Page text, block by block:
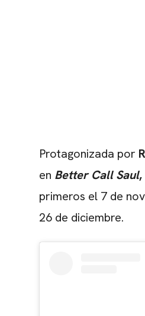
Protagonizada por
en Better Call Saul,
primeros el 7 de
26 de diciembre.